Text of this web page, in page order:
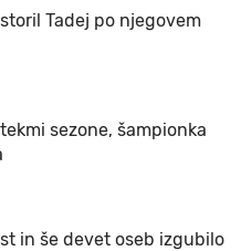
Tadej po njegovem
sezone, šampionka
in še devet oseb izgubilo